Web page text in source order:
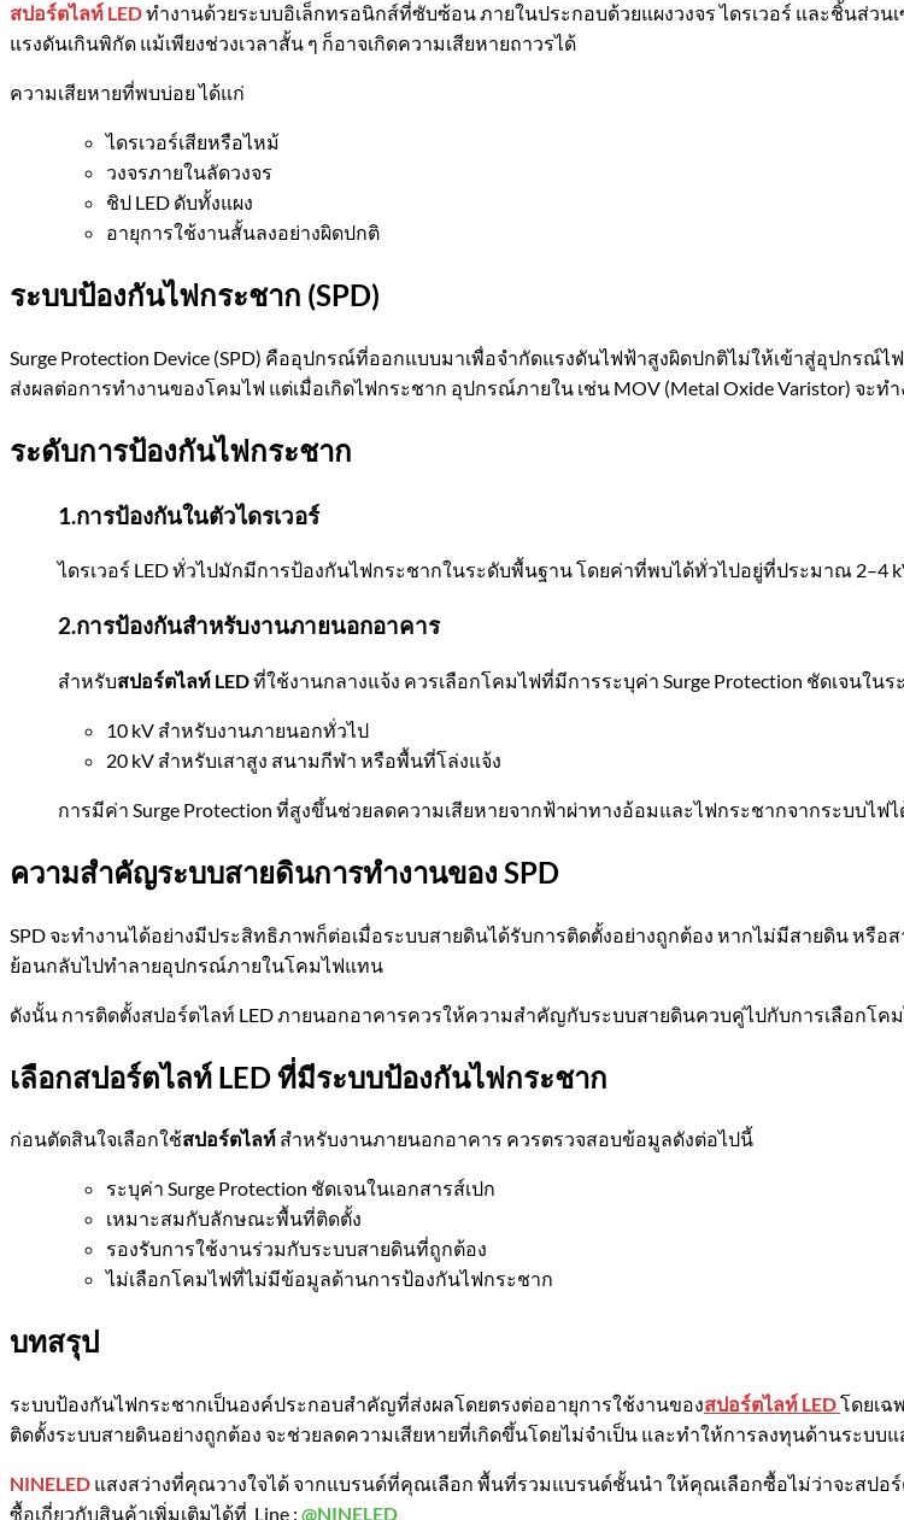
สปอร์ตไลท์ LEDทำงานด้วยระบบอิเล็กทรอนิกส์ที่ซับซ้อน ภายในประกอบด้วยแผงวงจร ไดรเวอร์ และชิ้นส่
แรงดันเกินพิกัด แม้เพียงช่วงเวลาสั้น ๆ ก็อาจเกิดความเสียหายถาวรได้
ความเสียหายที่พบบ่อย ได้แก่
ไดรเวอร์เสียหรือไหม้
วงจรภายในลัดวงจร
ชิป LED ดับทั้งแผง
อายุการใช้งานสั้นลงอย่างผิดปกติ
ระบบป้องกันไฟกระชาก (SPD)
Surge Protection Device (SPD) คืออุปกรณ์ที่ออกแบบมาเพื่อจำกัดแรงดันไฟฟ้าสูงผิดปกติไม่ให้เข้าสู่อุปกรณ์
ส่งผลต่อการทำงานของโคมไฟ แต่เมื่อเกิดไฟกระชาก อุปกรณ์ภายใน เช่น MOV (Metal Oxide Varistor) จะ
ระดับการป้องกันไฟกระชาก
1.การป้องกันในตัวไดรเวอร์
ไดรเวอร์ LED ทั่วไปมักมีการป้องกันไฟกระชากในระดับพื้นฐาน โดยค่าที่พบได้ทั่วไปอยู่ที่ประมาณ 2–4
2.การป้องกันสำหรับงานภายนอกอาคาร
สำหรับสปอร์ตไลท์ LEDที่ใช้งานกลางแจ้ง ควรเลือกโคมไฟที่มีการระบุค่า Surge Protection ชัดเจนในร
10 kV สำหรับงานภายนอกทั่วไป
20 kV สำหรับเสาสูง สนามกีฬา หรือพื้นที่โล่งแจ้ง
การมีค่า Surge Protection ที่สูงขึ้นช่วยลดความเสียหายจากฟ้าผ่าทางอ้อมและไฟกระชากจากระบบไฟ
ความสำคัญระบบสายดินการทำงานของ SPD
SPD จะทำงานได้อย่างมีประสิทธิภาพก็ต่อเมื่อระบบสายดินได้รับการติดตั้งอย่างถูกต้อง หากไม่มีสายดิน หรื
ย้อนกลับไปทำลายอุปกรณ์ภายในโคมไฟแทน
ดังนั้น การติดตั้งสปอร์ตไลท์ LED ภายนอกอาคารควรให้ความสำคัญกับระบบสายดินควบคู่ไปกับการเลือกโคม
เลือกสปอร์ตไลท์ LEDที่มีระบบป้องกันไฟกระชาก
ก่อนตัดสินใจเลือกใช้สปอร์ตไลท์ สำหรับงานภายนอกอาคาร ควรตรวจสอบข้อมูลดังต่อไปนี้
ระบุค่า Surge Protection ชัดเจนในเอกสารส์เปก
เหมาะสมกับลักษณะพื้นที่ติดตั้ง
รองรับการใช้งานร่วมกับระบบสายดินที่ถูกต้อง
ไม่เลือกโคมไฟที่ไม่มีข้อมูลด้านการป้องกันไฟกระชาก
บทสรุป
ระบบป้องกันไฟกระชากเป็นองค์ประกอบสำคัญที่ส่งผลโดยตรงต่ออายุการใช้งานของสปอร์ตไลท์ LEDโดยเฉ
ติดตั้งระบบสายดินอย่างถูกต้อง จะช่วยลดความเสียหายที่เกิดขึ้นโดยไม่จำเป็น และทำให้การลงทุนด้านระบบ
NINELED แสงสว่างที่คุณวางใจได้ จากแบรนด์ที่คุณเลือก พื้นที่รวมแบรนด์ชั้นนำ ให้คุณเลือกซื้อไม่ว่าจะสปอร์
ซื้อเกี่ยวกับสินค้าเพิ่มเติมได้ที่ Line : @NINELED